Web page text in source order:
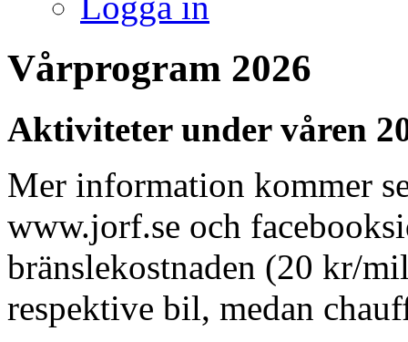
Vårprogram 2026
Aktiviteter under våren
Mer information kommer
www.jorf.se och
bränslekostnaden (20 kr/
respektive bil, medan